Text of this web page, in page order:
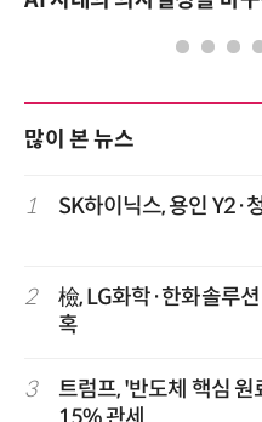
많이 본 뉴스
1 SK하이닉스, 용인 Y2·
2
檢, LG화학·한화솔루
혹
3
트럼프, '반도체 핵심